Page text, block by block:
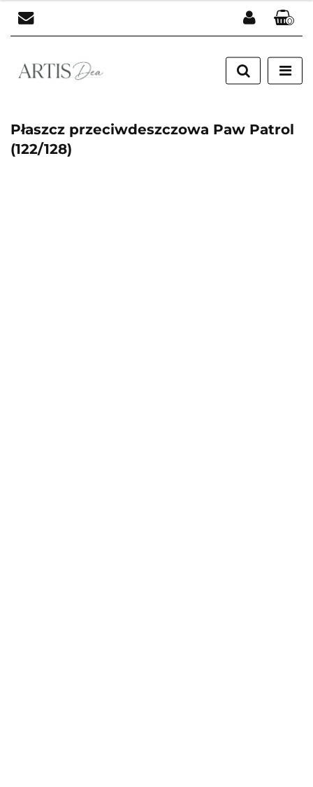
Zaloguj się
Zarejestruj się
0
Płaszcz przeciwdeszczowa Paw Patrol
(122/128)